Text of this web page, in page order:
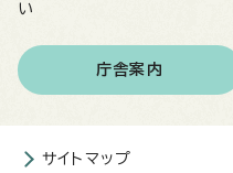
い
庁舎案内
サイトマップ